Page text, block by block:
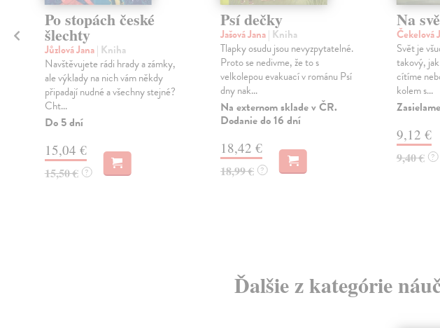
Po stopách české
šlechty
Jůzlová Jana| Kniha
Navštěvujete rádi hrady a zámky,
ale výklady na nich vám někdy
připadají nudné a všechny stejné?
Cht...
Do 5 dní
15,04 €
15,50 € ?
Psí dečky
Jašová Jana| Kniha
Tlapky osudu jsou nevyzpytatelné.
Proto se nedivme, že to s
velkolepou evakuací v románu Psí
dny nak...
Na externom sklade v ČR.
Dodanie do 16 dní
18,42 €
18,99 € ?
Na
Čekelová
Svět je
takový,
cítíme
kolem s...
9,12 €
9,40 € ?
Ďalšie z kategórie